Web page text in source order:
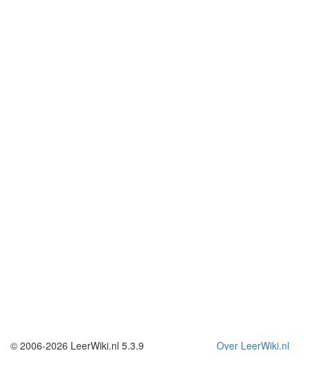
Over LeerWiki.nl
© 2006-2026 LeerWiki.nl 5.3.9